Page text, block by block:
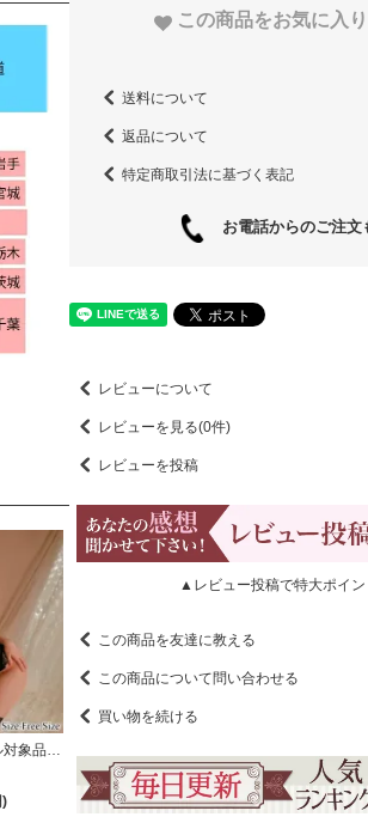
この商品をお気に入
送料について
返品について
特定商取引法に基づく表記
お電話からのご注文
レビューについて
レビューを見る(0件)
レビューを投稿
▲レビュー投稿で特大ポイ
この商品を友達に教える
この商品について問い合わせる
買い物を続ける